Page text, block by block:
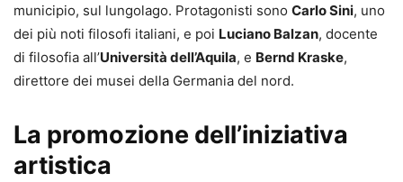
municipio, sul lungolago. Protagonisti sono Carlo Sini, uno
dei più noti filosofi italiani, e poi Luciano Balzan, docente
di filosofia all’Università dell’Aquila, e Bernd Kraske,
direttore dei musei della Germania del nord.
La promozione dell’iniziativa
artistica